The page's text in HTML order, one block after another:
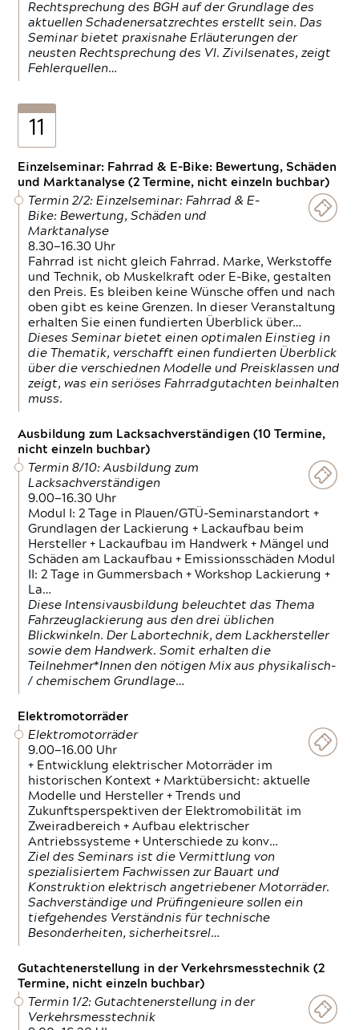
Rechtsprechung des BGH auf der Grundlage des
aktuellen Schadenersatzrechtes erstellt sein. Das
Seminar bietet praxisnahe Erläuterungen der
neusten Rechtsprechung des VI. Zivilsenates, zeigt
Fehlerquellen…
11
Einzelseminar: Fahrrad & E-Bike: Bewertung, Schäden
und Marktanalyse (2 Termine, nicht einzeln buchbar)
Termin 2/2: Einzelseminar: Fahrrad & E-
Bike: Bewertung, Schäden und
Marktanalyse
8.30—16.30 Uhr
Fahrrad ist nicht gleich Fahrrad. Marke, Werkstoffe
und Technik, ob Muskelkraft oder E-Bike, gestalten
den Preis. Es bleiben keine Wünsche offen und nach
oben gibt es keine Grenzen. In dieser Veranstaltung
erhalten Sie einen fundierten Überblick über…
Dieses Seminar bietet einen optimalen Einstieg in
die Thematik, verschafft einen fundierten Überblick
über die verschiednen Modelle und Preisklassen und
zeigt, was ein seriöses Fahrradgutachten beinhalten
muss.
Ausbildung zum Lacksachverständigen (10 Termine,
nicht einzeln buchbar)
Termin 8/10: Ausbildung zum
Lacksachverständigen
9.00—16.30 Uhr
Modul I: 2 Tage in Plauen/GTÜ-Seminarstandort +
Grundlagen der Lackierung + Lackaufbau beim
Hersteller + Lackaufbau im Handwerk + Mängel und
Schäden am Lackaufbau + Emissionsschäden Modul
II: 2 Tage in Gummersbach + Workshop Lackierung +
La…
Diese Intensivausbildung beleuchtet das Thema
Fahrzeuglackierung aus den drei üblichen
Blickwinkeln. Der Labortechnik, dem Lackhersteller
sowie dem Handwerk. Somit erhalten die
Teilnehmer*Innen den nötigen Mix aus physikalisch-
/ chemischem Grundlage…
Elektromotorräder
Elektromotorräder
9.00—16.00 Uhr
+ Entwicklung elektrischer Motorräder im
historischen Kontext + Marktübersicht: aktuelle
Modelle und Hersteller + Trends und
Zukunftsperspektiven der Elektromobilität im
Zweiradbereich + Aufbau elektrischer
Antriebssysteme + Unterschiede zu konv…
Ziel des Seminars ist die Vermittlung von
spezialisiertem Fachwissen zur Bauart und
Konstruktion elektrisch angetriebener Motorräder.
Sachverständige und Prüfingenieure sollen ein
tiefgehendes Verständnis für technische
Besonderheiten, sicherheitsrel…
Gutachtenerstellung in der Verkehrsmesstechnik (2
Termine, nicht einzeln buchbar)
Termin 1/2: Gutachtenerstellung in der
Verkehrsmesstechnik